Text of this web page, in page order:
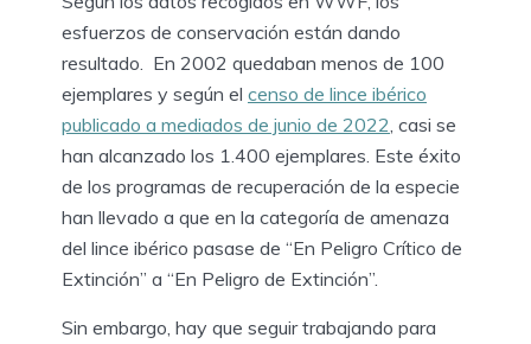
esfuerzos de conservación están dando
resultado. En 2002 quedaban menos de 100
ejemplares y según el censo de lince ibérico
publicado a mediados de junio de 2022, casi se
han alcanzado los 1.400 ejemplares. Este éxito
de los programas de recuperación de la especie
han llevado a que en la categoría de amenaza
del lince ibérico pasase de “En Peligro Crítico de
Extinción” a “En Peligro de Extinción”.
Sin embargo, hay que seguir trabajando para